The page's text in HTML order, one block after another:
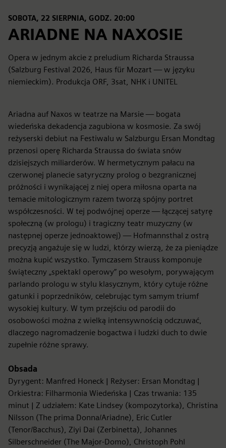
SOBOTA, 22 SIERPNIA, GODZ. 20:00
ARIADNE NA NAXOSIE
Opera w jednym akcie z preludium Richarda Straussa
(Salzburg Festival 2026, Haus für Mozart — w języku
niemieckim). Produkcja ORF, 3sat, NHK i UNITEL
Ariadna auf Naxos w teatrze na Marsie — bogata
wiedeńska dekadencja zagubiona w kosmosie. Za swój
reżyserski debiut na Festiwalu w Salzburgu Ersan Mondtag
przenosi operę Richarda Straussa do świata snów
dzisiejszych miliarderów. W hermetycznym pałacu na
czerwonej planecie satyryczny prolog o bezgranicznej
próżności i wynikającej z niej opera miłosna oparta na
temacie mitologicznym razem tworzą spójny portret
współczesności. W tej podwójnej operze — łączącej satyrę
społeczną (w prologu) i tragiczny teatr muzyczny (w
następnej operze jednoaktowej) — Hofmannsthal z ostrą
precyzją angażuje się w ludzi, którzy wierzą, że za pieniądze
można kupić wszystko. Tymczasem Strauss komponuje
świąteczny „spektakl operowy” po wesołym, porywającym
parlando prologu w stylu klasycznym, który cytuje różne
gatunki i poprzedników, celebrując tym samym triumf
wysokiej kultury. W tym przejściu od parodii do
osobowości można z wielką intensywnością odczuwać,
dlaczego nagromadzenie bogactwa i ludzki duch to dwie
zupełnie różne sprawy.
Obsada
Dyrygent: Manfred Honeck | Reżyser: Ersan Mondtag |
Orkiestra: Filharmonia Wiedeńska | Czas trwania: 135
minut | Z udziałem: Kate Lindsey (kompozytorka), Christina
Nilsson (The prima Donna/Ariadne), Eric Cutler
(Tenor/Bacchus), Ziyi Dai (Zerbinetta), Johannes
Silberschneider (The Major-Domo), Christoph Pohl